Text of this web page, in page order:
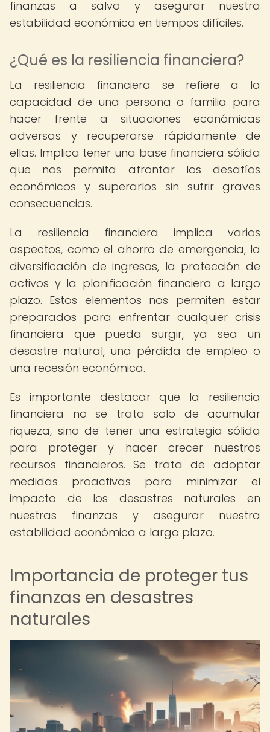
finanzas a salvo y asegurar nuestra
estabilidad económica en tiempos difíciles.
¿Qué es la resiliencia financiera?
La resiliencia financiera se refiere a la
capacidad de una persona o familia para
hacer frente a situaciones económicas
adversas y recuperarse rápidamente de
ellas. Implica tener una base financiera sólida
que nos permita afrontar los desafíos
económicos y superarlos sin sufrir graves
consecuencias.
La resiliencia financiera implica varios
aspectos, como el ahorro de emergencia, la
diversificación de ingresos, la protección de
activos y la planificación financiera a largo
plazo. Estos elementos nos permiten estar
preparados para enfrentar cualquier crisis
financiera que pueda surgir, ya sea un
desastre natural, una pérdida de empleo o
una recesión económica.
Es importante destacar que la resiliencia
financiera no se trata solo de acumular
riqueza, sino de tener una estrategia sólida
para proteger y hacer crecer nuestros
recursos financieros. Se trata de adoptar
medidas proactivas para minimizar el
impacto de los desastres naturales en
nuestras finanzas y asegurar nuestra
estabilidad económica a largo plazo.
Importancia de proteger tus
finanzas en desastres
naturales